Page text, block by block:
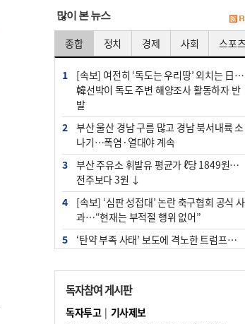
많이 본 뉴스
종합 정치 경제 사회 스포
1
[속보] 여전히 ‘독도는 우리땅’ 외치는 日…
韓선박이 독도 주변 해양조사 활동하자 반
발
2
부산 울산 경남 구름 많고 경남 북서내륙 소
나기…폭염·열대야 계속
3
부산 주유소 휘발유 평균가 ℓ당 1849원…
전주보다 3원 ↓
4
[속보] ‘심판 성접대’ 논란 축구협회 공식 사
과…“현재는 부적절 행위 없어”
5
‘탄약 부족 사태’ 보도에 격노한 트럼프…
전닉스 ETF 이후 발생"
7
[속보]‘尹 탄핵 반대’ 세계로교회 손현보,
독자참여 게시판
독자투고| 기사제보